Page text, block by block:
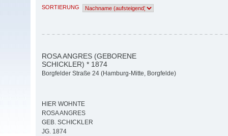
SORTIERUNG
ROSA ANGRES (GEBORENE
SCHICKLER) * 1874
Borgfelder Straße 24 (Hamburg-Mitte, Borgfelde)
HIER WOHNTE
ROSA ANGRES
GEB. SCHICKLER
JG. 1874